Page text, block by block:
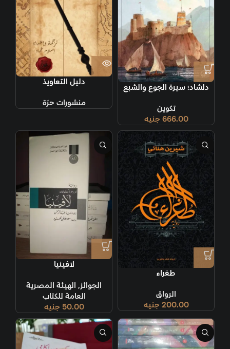
دلشاد؛ سيرة الجوع والشبع
تكوين
666.00 جنيه
دليل التعاويذ
منشورات حرّة
طغراء
الرواق
200.00 جنيه
لافينيا
الجوائز, الهيئة المصرية
العامة للكتاب
50.00 جنيه